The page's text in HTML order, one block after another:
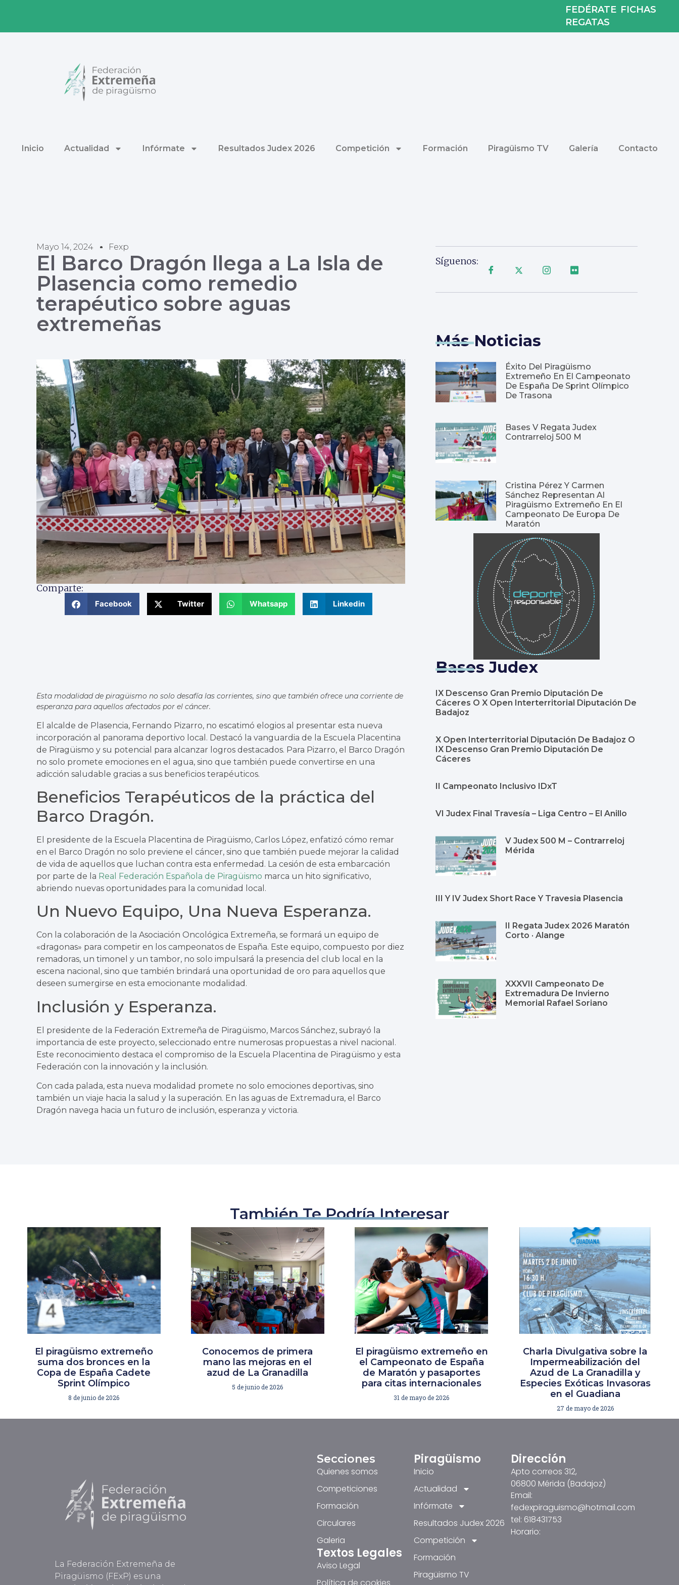
FEDÉRATE FICHAS
REGATAS
Inicio Actualidad Infórmate Resultados Judex 2026 Competición Formación Piragüismo TV Galería Contacto
Mayo 14, 2024 Fexp
El Barco Dragón llega a La Isla de
Plasencia como remedio
terapéutico sobre aguas
extremeñas
Comparte:
Facebook Twitter Whatsapp Linkedin
Esta modalidad de piragüismo no solo desafía las corrientes, sino que también ofrece una corriente de
esperanza para aquellos afectados por el cáncer.
El alcalde de Plasencia, Fernando Pizarro, no escatimó elogios al presentar esta nueva
incorporación al panorama deportivo local. Destacó la vanguardia de la Escuela Placentina
de Piragüismo y su potencial para alcanzar logros destacados. Para Pizarro, el Barco Dragón
no solo promete emociones en el agua, sino que también puede convertirse en una
adicción saludable gracias a sus beneficios terapéuticos.
Beneficios Terapéuticos de la práctica del
Barco Dragón.
El presidente de la Escuela Placentina de Piragüismo, Carlos López, enfatizó cómo remar
en el Barco Dragón no solo previene el cáncer, sino que también puede mejorar la calidad
de vida de aquellos que luchan contra esta enfermedad. La cesión de esta embarcación
por parte de la Real Federación Española de Piragüismo marca un hito significativo,
abriendo nuevas oportunidades para la comunidad local.
Un Nuevo Equipo, Una Nueva Esperanza.
Con la colaboración de la Asociación Oncológica Extremeña, se formará un equipo de
«dragonas» para competir en los campeonatos de España. Este equipo, compuesto por diez
remadoras, un timonel y un tambor, no solo impulsará la presencia del club local en la
escena nacional, sino que también brindará una oportunidad de oro para aquellos que
deseen sumergirse en esta emocionante modalidad.
Inclusión y Esperanza.
El presidente de la Federación Extremeña de Piragüismo, Marcos Sánchez, subrayó la
importancia de este proyecto, seleccionado entre numerosas propuestas a nivel nacional.
Este reconocimiento destaca el compromiso de la Escuela Placentina de Piragüismo y esta
Federación con la innovación y la inclusión.
Con cada palada, esta nueva modalidad promete no solo emociones deportivas, sino
también un viaje hacia la salud y la superación. En las aguas de Extremadura, el Barco
Dragón navega hacia un futuro de inclusión, esperanza y victoria.
Síguenos:
Más Noticias
Éxito Del Piragüismo
Extremeño En El Campeonato
De España De Sprint Olímpico
De Trasona
Bases V Regata Judex
Contrarreloj 500 M
Cristina Pérez Y Carmen
Sánchez Representan Al
Piragüismo Extremeño En El
Campeonato De Europa De
Maratón
Bases Judex
IX Descenso Gran Premio Diputación De
Cáceres O X Open Interterritorial Diputación De
Badajoz
X Open Interterritorial Diputación De Badajoz O
IX Descenso Gran Premio Diputación De
Cáceres
II Campeonato Inclusivo IDxT
VI Judex Final Travesía – Liga Centro – El Anillo
V Judex 500 M – Contrarreloj
Mérida
III Y IV Judex Short Race Y Travesia Plasencia
II Regata Judex 2026 Maratón
Corto · Alange
XXXVII Campeonato De
Extremadura De Invierno
Memorial Rafael Soriano
También Te Podría Interesar
El piragüismo extremeño
suma dos bronces en la
Copa de España Cadete
Sprint Olímpico
8 de junio de 2026
Conocemos de primera
mano las mejoras en el
azud de La Granadilla
5 de junio de 2026
El piragüismo extremeño en
el Campeonato de España
de Maratón y pasaportes
para citas internacionales
31 de mayo de 2026
Charla Divulgativa sobre la
Impermeabilización del
Azud de La Granadilla y
Especies Exóticas Invasoras
en el Guadiana
27 de mayo de 2026
La Federación Extremeña de
Piragüismo (FExP) es una
Secciones
Quienes somos
Competiciones
Formación
Circulares
Galeria
Textos Legales
Aviso Legal
Piragüismo
Inicio
Actualidad
Infórmate
Resultados Judex 2026
Competición
Formación
Piragüismo TV
Dirección
Apto correos 312,
06800 Mérida (Badajoz)
Email:
fedexpiraguismo@hotmail.com
tel: 618431753
Horario: